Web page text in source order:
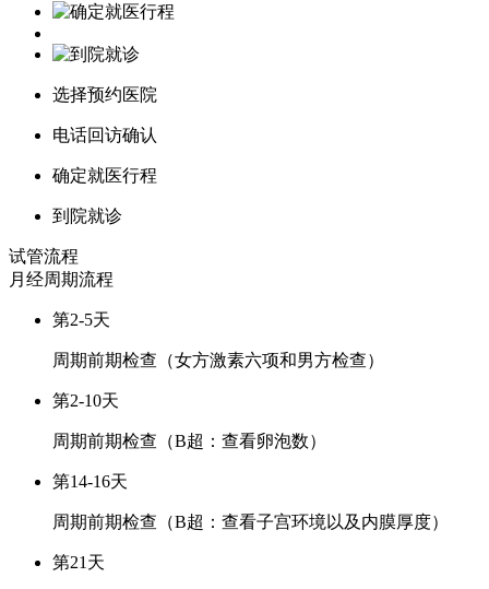
选择预约医院
电话回访确认
确定就医行程
到院就诊
试管流程
月经周期流程
第2-5天
周期前期检查（女方激素六项和男方检查）
第2-10天
周期前期检查（B超：查看卵泡数）
第14-16天
周期前期检查（B超：查看子宫环境以及内膜厚度）
第21天